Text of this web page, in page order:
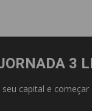
3
capital e